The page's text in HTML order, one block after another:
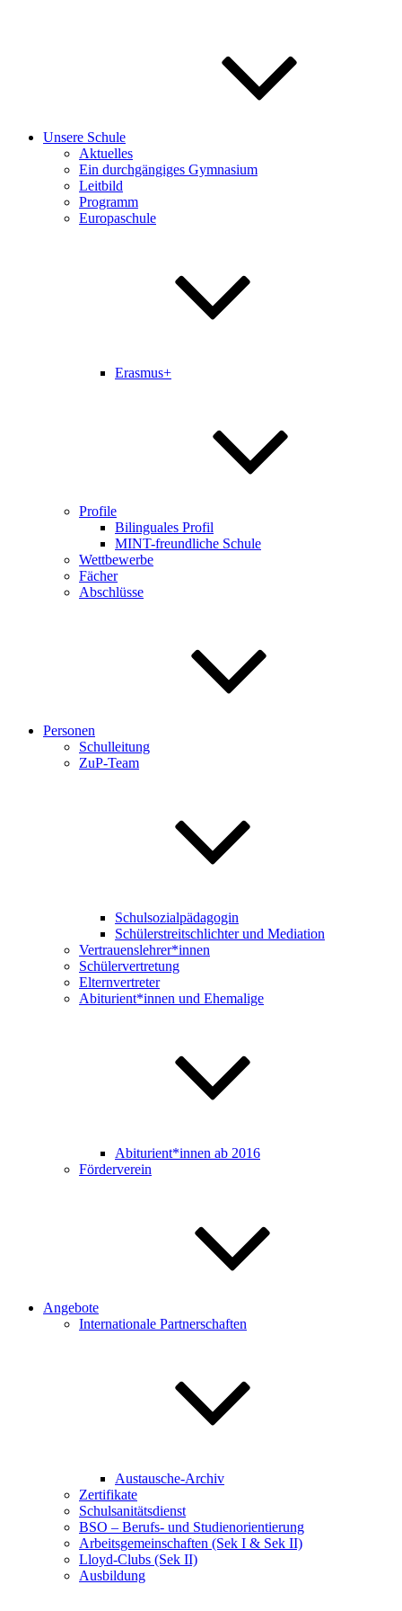
Unsere Schule
Aktuelles
Ein durchgängiges Gymnasium
Leitbild
Programm
Europaschule
Erasmus+
Profile
Bilinguales Profil
MINT-freundliche Schule
Wettbewerbe
Fächer
Abschlüsse
Personen
Schulleitung
ZuP-Team
Schulsozialpädagogin
Schülerstreitschlichter und Mediation
Vertrauenslehrer*innen
Schülervertretung
Elternvertreter
Abiturient*innen und Ehemalige
Abiturient*innen ab 2016
Förderverein
Angebote
Internationale Partnerschaften
Austausche-Archiv
Zertifikate
Schulsanitätsdienst
BSO – Berufs- und Studienorientierung
Arbeitsgemeinschaften (Sek I & Sek II)
Lloyd-Clubs (Sek II)
Ausbildung